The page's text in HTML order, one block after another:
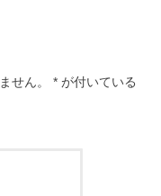
せん。 * が付いている